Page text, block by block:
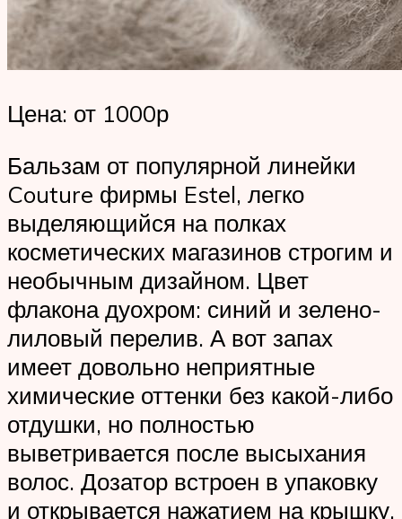
Цена: от 1000р
Бальзам от популярной линейки
Couture фирмы Estel, легко
выделяющийся на полках
косметических магазинов строгим и
необычным дизайном. Цвет
флакона дуохром: синий и зелено-
лиловый перелив. А вот запах
имеет довольно неприятные
химические оттенки без какой-либо
отдушки, но полностью
выветривается после высыхания
волос. Дозатор встроен в упаковку
и открывается нажатием на крышку.